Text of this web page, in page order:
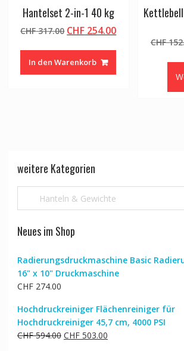
Hantelset 2-in-1 40 kg
CHF317.00 Ursprünglicher
war:
CHF 317.00
CHF 254.00Aktueller
In den Warenkorb
CHF
weitere Kategorien
Hanteln & Gewichte
Neues im Shop
Radierungsdruckmaschine Basic
16" x 10" Druckmaschine
CHF274.00
Hochdruckreiniger Flächenreiniger für
Hochdruckreiniger 45,7 cm, 4000 PSI
CHF594.00 Ursprünglicher
CHF503.00Aktueller